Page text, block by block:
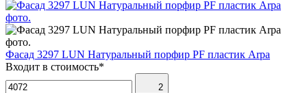
Фасад 3297 LUN Натуральный порфир PF пластик Arpa
Входит в стоимость*
2